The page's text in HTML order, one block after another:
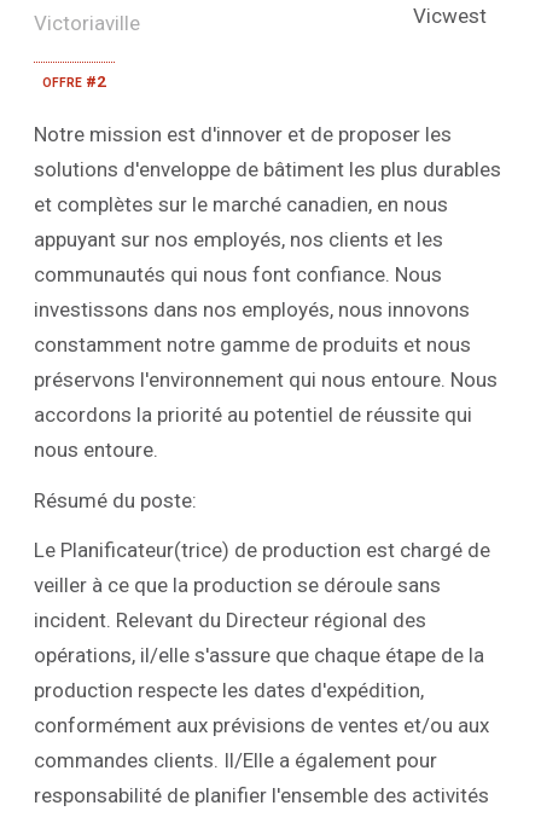
Victoriaville
offre #2
Notre mission est d'innover et de proposer les
solutions d'enveloppe de bâtiment les plus durables
et complètes sur le marché canadien, en nous
appuyant sur nos employés, nos clients et les
communautés qui nous font confiance. Nous
investissons dans nos employés, nous innovons
constamment notre gamme de produits et nous
préservons l'environnement qui nous entoure. Nous
accordons la priorité au potentiel de réussite qui
nous entoure.
Résumé du poste:
Le Planificateur(trice) de production est chargé de
veiller à ce que la production se déroule sans
incident. Relevant du Directeur régional des
opérations, il/elle s'assure que chaque étape de la
production respecte les dates d'expédition,
conformément aux prévisions de ventes et/ou aux
commandes clients. Il/Elle a également pour
responsabilité de planifier l'ensemble des activités